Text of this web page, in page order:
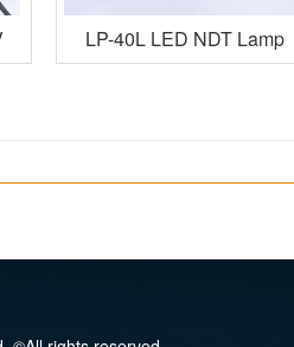
LP-40L LED NDT Lamp